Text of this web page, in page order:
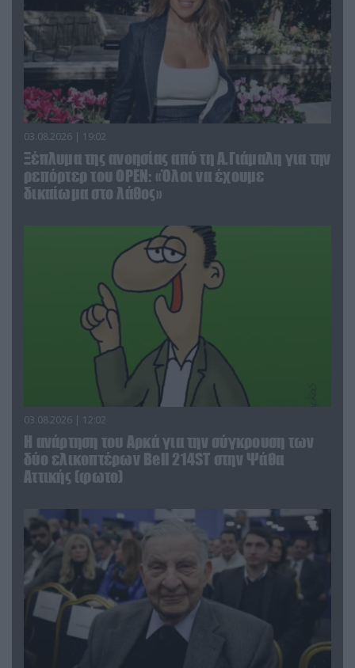
03.08.2026 | 19:02
Ξέπλυμα της ανοησίας από τη Α.Γιάμαλη για την
ρεπόρτερ του ΟΡΕΝ: «Όλοι να έχουμε
δικαίωμα στο λάθος»
03.08.2026 | 12:02
Η ανάρτηση του Αρκά για την σύγκρουση των
δύο ελικοπτέρων Bell 214ST στην Ψάθα
Αττικής (φωτο)